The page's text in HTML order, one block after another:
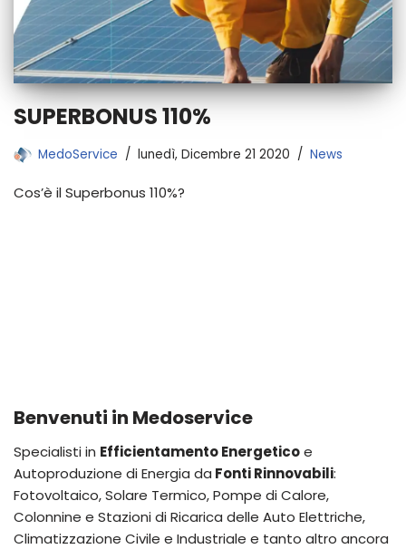
SUPERBONUS 110%
MedoService lunedì, Dicembre 21 2020 News
Cos’è il Superbonus 110%?
Benvenuti in Medoservice
Specialisti in Efficientamento Energeticoe
Autoproduzione di Energia da Fonti Rinnovabili:
Fotovoltaico, Solare Termico, Pompe di Calore,
Colonnine e Stazioni di Ricarica delle Auto Elettriche,
Climatizzazione Civile e Industriale e tanto altro ancora